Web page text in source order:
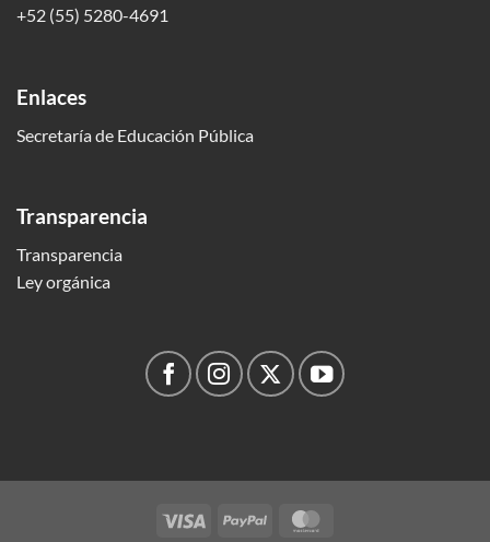
+52 (55) 5280-4691
Enlaces
Secretaría de Educación Pública
Transparencia
Transparencia
Ley orgánica